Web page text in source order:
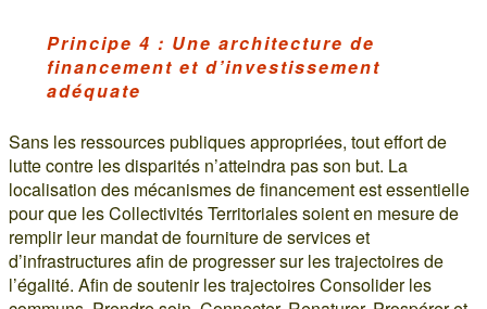
Principe 4 : Une architecture de
financement et d’investissement
adéquate
Sans les ressources publiques appropriées, tout effort de
lutte contre les disparités n’atteindra pas son but. La
localisation des mécanismes de financement est essentielle
pour que les Collectivités Territoriales soient en mesure de
remplir leur mandat de fourniture de services et
d’infrastructures afin de progresser sur les trajectoires de
l’égalité. Afin de soutenir les trajectoires Consolider les